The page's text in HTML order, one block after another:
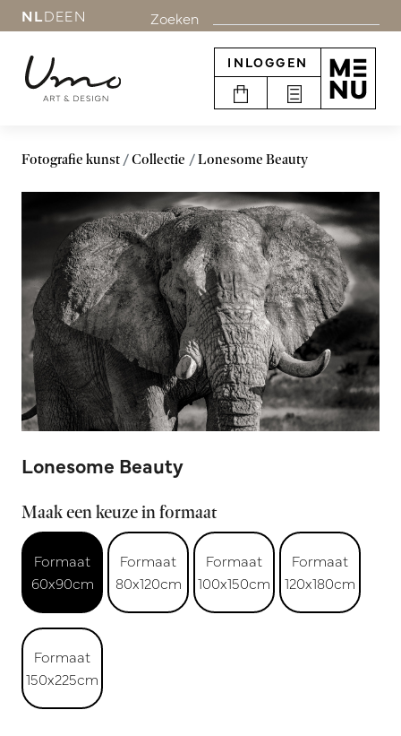
NLDEEN Zoeken
INLOGGEN
Fotografie kunst Collectie Lonesome Beauty
Lonesome Beauty
Maak een keuze in formaat
Formaat
60x90cm
Formaat
80x120cm
Formaat
100x150cm
Formaat
120x180cm
Formaat
150x225cm